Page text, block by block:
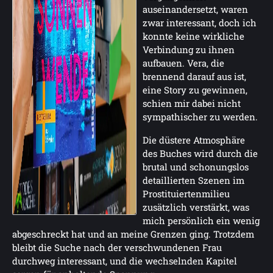
auseinandersetzt, waren
zwar interessant, doch ich
konnte keine wirkliche
Verbindung zu ihnen
aufbauen. Vera, die
brennend darauf aus ist,
eine Story zu gewinnen,
schien mir dabei nicht
sympathischer zu werden.
Die düstere Atmosphäre
des Buches wird durch die
brutal und schonungslos
detaillierten Szenen im
Prostituiertenmilieu
zusätzlich verstärkt, was
mich persönlich ein wenig
abgeschreckt hat und an meine Grenzen ging. Trotzdem
bleibt die Suche nach der verschwundenen Frau
durchweg interessant, und die wechselnden Kapitel